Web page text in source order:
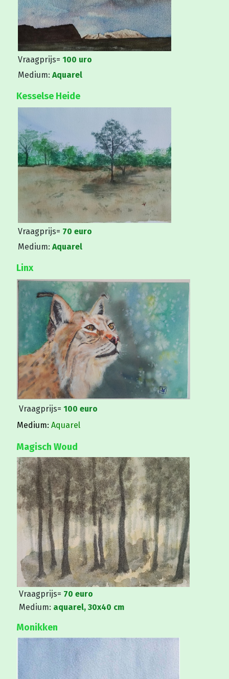
Vraagprijs= 100 uro
Medium: Aquarel
Kesselse Heide
Vraagprijs= 70 euro
Medium: Aquarel
Linx
Vraagprijs= 100 euro
Medium: Aquarel
Magisch Woud
Vraagprijs= 70 euro
Medium: aquarel, 30x40 cm
Monikken